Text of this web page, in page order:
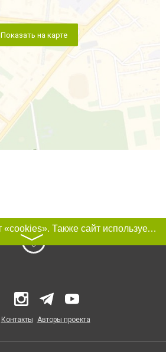
Показать на карте
Этот сайт использует «cookies». Также сайт использует интернет-сервис для сбора технических данных касательно посетителей с целью получения маркетинговой и статистической информации. Условия обработки данных посетителей сайта см.
〉
Контакты Авторы проекта